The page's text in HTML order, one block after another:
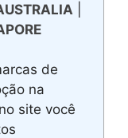
de
na
site você